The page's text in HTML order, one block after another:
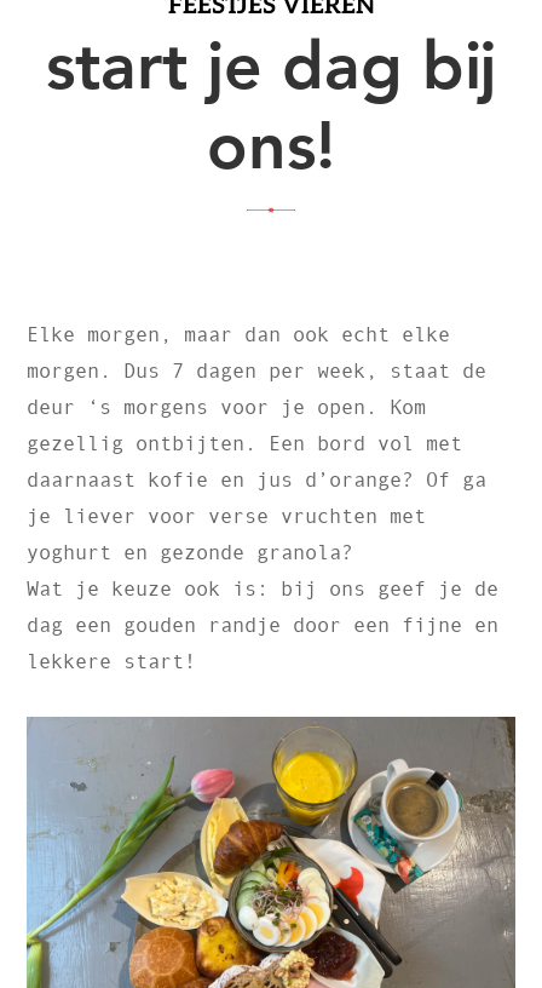
start je dag bij
ons!
Elke morgen, maar dan ook echt elke
morgen. Dus 7 dagen per week, staat de
deur ‘s morgens voor je open. Kom
gezellig ontbijten. Een bord vol met
daarnaast kofie en jus d’orange? Of ga
je liever voor verse vruchten met
yoghurt en gezonde granola?
Wat je keuze ook is: bij ons geef je de
dag een gouden randje door een fijne en
lekkere start!